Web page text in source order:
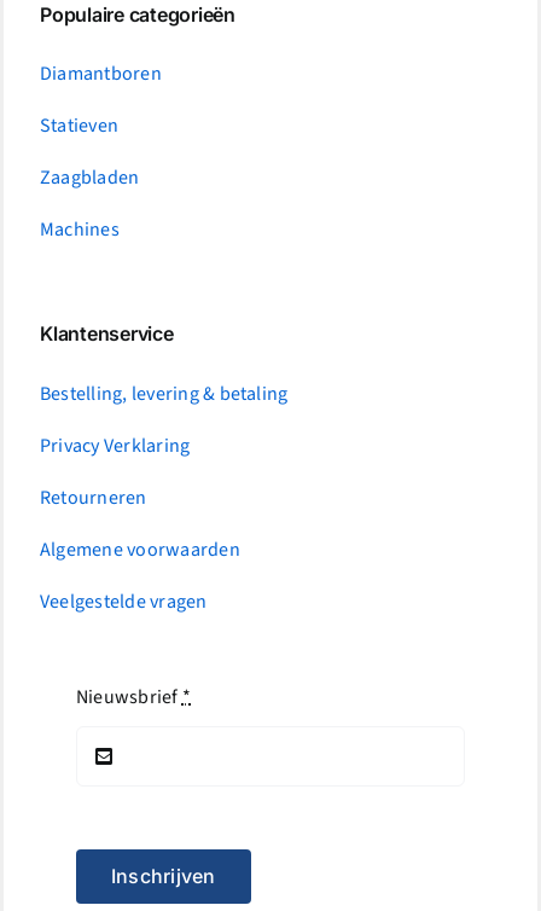
Populaire categorieën
Diamantboren
Statieven
Zaagbladen
Machines
Klantenservice
Bestelling, levering & betaling
Privacy Verklaring
Retourneren
Algemene voorwaarden
Veelgestelde vragen
Nieuwsbrief*
Inschrijven